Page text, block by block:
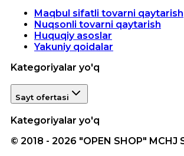
Maqbul sifatli tovarni qaytarish
Nuqsonli tovarni qaytarish
Huquqiy asoslar
Yakuniy qoidalar
Kategoriyalar yo'q
Sayt ofertasi
Kategoriyalar yo'q
© 2018 - 2026 "OPEN SHOP" MCHJ